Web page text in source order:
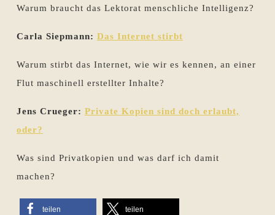
Warum braucht das Lektorat menschliche Intelligenz?
Carla Siepmann: Das Internet stirbt
Warum stirbt das Internet, wie wir es kennen, an einer
Flut maschinell erstellter Inhalte?
Jens Crueger: Private Kopien sind doch erlaubt,
oder?
Was sind Privatkopien und was darf ich damit
machen?
teilen teilen